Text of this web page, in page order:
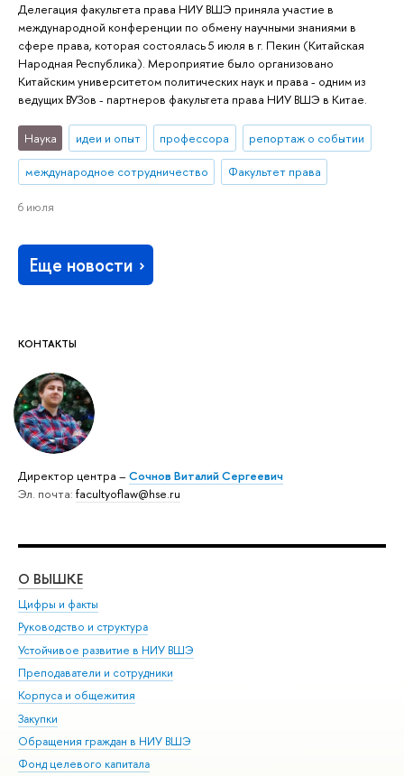
КОНТАКТЫ
Директор центра – Сочнов Виталий Сергеевич
Эл. почта: facultyoflaw@hse.ru
Делегация факультета права НИУ ВШЭ приняла участие в
международной конференции по обмену научными знаниями в
сфере права, которая состоялась 5 июля в г. Пекин (Китайская
Народная Республика). Мероприятие было организовано
Китайским университетом политических наук и права - одним из
ведущих ВУЗов - партнеров факультета права НИУ ВШЭ в Китае.
Наука идеи и опыт профессора репортаж о событии
международное сотрудничество Факультет права
6 июля
Еще новости
О ВЫШКЕ
Цифры и факты
Руководство и структура
Устойчивое развитие в НИУ ВШЭ
Преподаватели и сотрудники
Корпуса и общежития
Закупки
Обращения граждан в НИУ ВШЭ
Фонд целевого капитала